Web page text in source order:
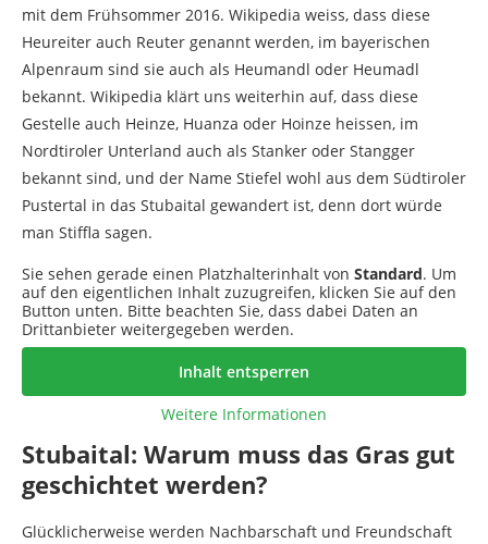
mit dem Frühsommer 2016. Wikipedia weiss, dass diese
Heureiter auch Reuter genannt werden, im bayerischen
Alpenraum sind sie auch als Heumandl oder Heumadl
bekannt. Wikipedia klärt uns weiterhin auf, dass diese
Gestelle auch Heinze, Huanza oder Hoinze heissen, im
Nordtiroler Unterland auch als Stanker oder Stangger
bekannt sind, und der Name Stiefel wohl aus dem Südtiroler
Pustertal in das Stubaital gewandert ist, denn dort würde
man Stiffla sagen.
Sie sehen gerade einen Platzhalterinhalt von Standard. Um
auf den eigentlichen Inhalt zuzugreifen, klicken Sie auf den
Button unten. Bitte beachten Sie, dass dabei Daten an
Drittanbieter weitergegeben werden.
Inhalt entsperren
Weitere Informationen
Stubaital: Warum muss das Gras gut
geschichtet werden?
Glücklicherweise werden Nachbarschaft und Freundschaft